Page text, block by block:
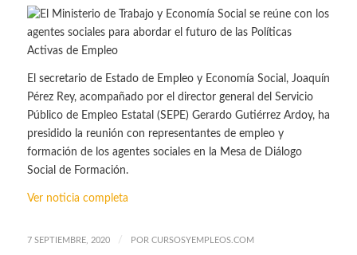
El secretario de Estado de Empleo y Economía Social, Joaquín
Pérez Rey, acompañado por el director general del Servicio
Público de Empleo Estatal (SEPE) Gerardo Gutiérrez Ardoy, ha
presidido la reunión con representantes de empleo y
formación de los agentes sociales en la Mesa de Diálogo
Social de Formación.
Ver noticia completa
7 SEPTIEMBRE, 2020 / POR CURSOSYEMPLEOS.COM